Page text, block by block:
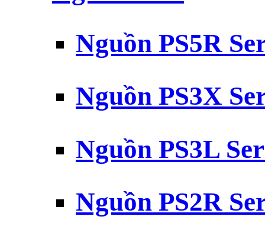
Nguồn PS5R
Nguồn PS3X
Nguồn PS3L
Nguồn PS2R